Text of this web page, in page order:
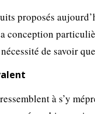
proposés
conception
de savoir
à s’y